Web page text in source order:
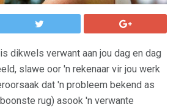
dikwels verwant aan jou dag en dag
slawe oor 'n rekenaar vir jou werk
dat 'n probleem bekend as
rug) asook 'n verwante